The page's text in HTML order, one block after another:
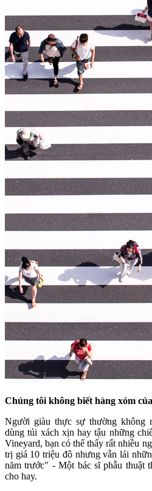
Chúng tôi không biết hàng xóm
Người giàu thực sự thường không
dùng túi xách xịn hay tậu những
Vineyard, bạn có thể thấy rất nhiều
trị giá 10 triệu đô nhưng vẫn lái
năm trước" - Một bác sĩ phẫu thuật
cho hay.